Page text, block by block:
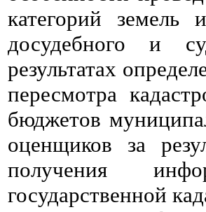
категорий земель
досудебного и
результатах
пересмотра
бюджетов
оценщиков за
получения
государственной